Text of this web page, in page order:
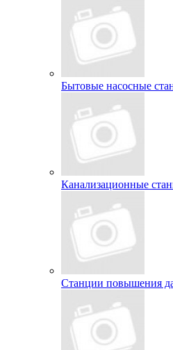
Бытовые насосные
Канализационные
Станции повышения